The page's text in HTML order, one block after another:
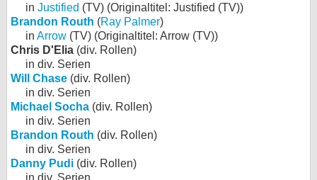
in Justified (TV) (Originaltitel: Justified (TV))
Brandon Routh (Ray Palmer)
in Arrow (TV) (Originaltitel: Arrow (TV))
Chris D'Elia (div. Rollen)
in div. Serien
Will Chase (div. Rollen)
in div. Serien
Michael Socha (div. Rollen)
in div. Serien
Brandon Routh (div. Rollen)
in div. Serien
Danny Pudi (div. Rollen)
in div. Serien